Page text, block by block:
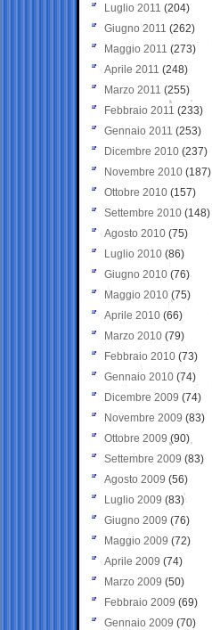
Luglio 2011 (204)
Giugno 2011 (262)
Maggio 2011 (273)
Aprile 2011 (248)
Marzo 2011 (255)
Febbraio 2011 (233)
Gennaio 2011 (253)
Dicembre 2010 (237)
Novembre 2010 (187)
Ottobre 2010 (157)
Settembre 2010 (148)
Agosto 2010 (75)
Luglio 2010 (86)
Giugno 2010 (76)
Maggio 2010 (75)
Aprile 2010 (66)
Marzo 2010 (79)
Febbraio 2010 (73)
Gennaio 2010 (74)
Dicembre 2009 (74)
Novembre 2009 (83)
Ottobre 2009 (90)
Settembre 2009 (83)
Agosto 2009 (56)
Luglio 2009 (83)
Giugno 2009 (76)
Maggio 2009 (72)
Aprile 2009 (74)
Marzo 2009 (50)
Febbraio 2009 (69)
Gennaio 2009 (70)